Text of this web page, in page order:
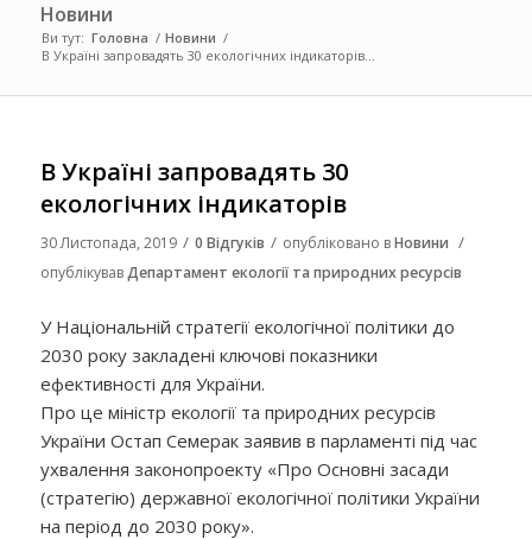
Новини
Ви тут: Головна / Новини /
В Україні запровадять 30 екологічних індикаторів...
В Україні запровадять 30
екологічних індикаторів
30 Листопада, 2019 / 0 Відгуків / опубліковано вНовини /
опублікувавДепартамент екології та природних ресурсів
У Національній стратегії екологічної політики до
2030 року закладені ключові показники
ефективності для України.
Про це міністр екології та природних ресурсів
України Остап Семерак заявив в парламенті під час
ухвалення законопроекту «Про Основні засади
(стратегію) державної екологічної політики України
на період до 2030 року».